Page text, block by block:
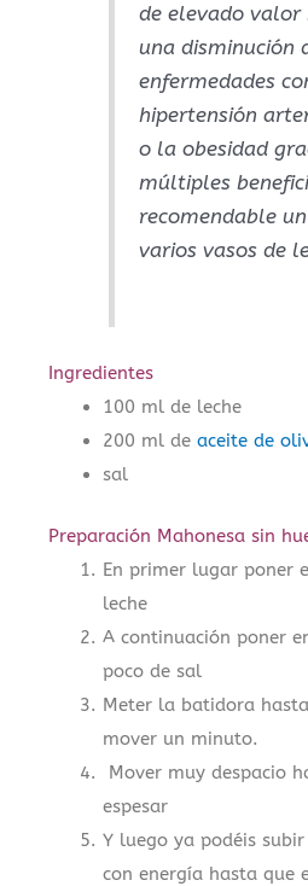
de elevado valor
una disminución
enfermedades
hipertensión
o la obesidad
múltiples
recomendable
varios vasos de
Ingredientes
100 ml de leche
200 ml de aceite de
sal
Preparación Mahonesa sin
En primer lugar poner
leche
A continuación poner
poco de sal
Meter la batidora
mover un minuto.
Mover muy despacio
espesar
Y luego ya podéis
con energía hasta que